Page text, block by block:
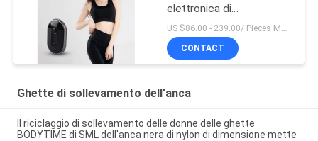
elettronica di
stimolazione
CONTACT
Ghette di sollevamento dell'anca
Il riciclaggio di sollevamento delle donne delle ghette
BODYTIME di SML dell'anca nera di nylon di dimensione mette